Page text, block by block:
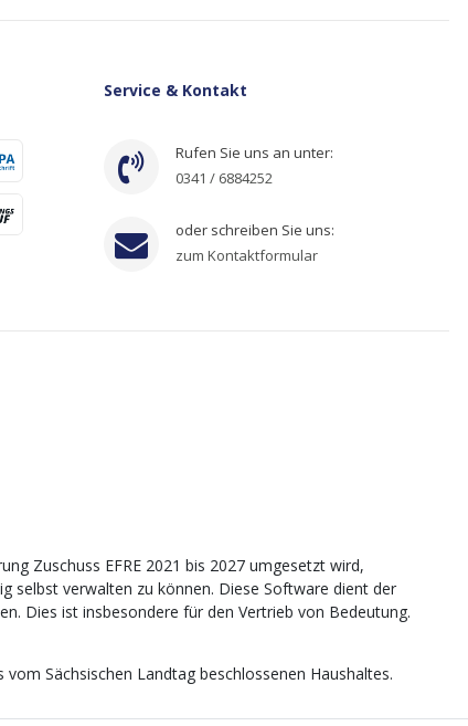
Service & Kontakt
Rufen Sie uns an unter:
0341 / 6884252
oder schreiben Sie uns:
zum Kontaktformular
Zuschuss EFRE 2021 bis 2027 umgesetzt wird,
selbst verwalten zu können. Diese Software dient der
Dies ist insbesondere für den Vertrieb von Bedeutung.
Sächsischen Landtag beschlossenen Haushaltes.